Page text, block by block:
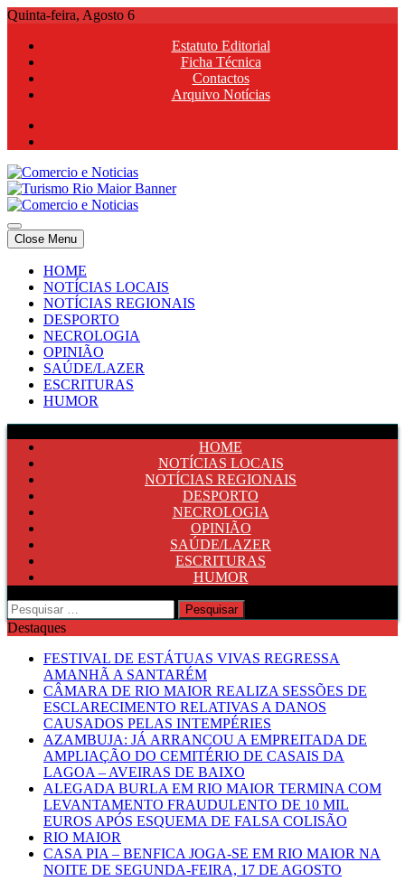
Skip
content
Quinta-feira, Agosto 6
Estatuto Editorial
Ficha Técnica
Contactos
Arquivo Notícias
Comercio e Noticias
Notícias e Publicidade Online
Comercio e Noticias
Notícias e Publicidade Online
Close Menu
HOME
NOTÍCIAS LOCAIS
NOTÍCIAS REGIONAIS
DESPORTO
NECROLOGIA
OPINIÃO
SAÚDE/LAZER
ESCRITURAS
HUMOR
HOME
NOTÍCIAS LOCAIS
NOTÍCIAS REGIONAIS
DESPORTO
NECROLOGIA
OPINIÃO
SAÚDE/LAZER
ESCRITURAS
HUMOR
Pesquisar
por:
Destaques
FESTIVAL DE ESTÁTUAS VIVAS REGRESSA
AMANHÃ A SANTARÉM
CÂMARA DE RIO MAIOR REALIZA SESSÕES DE
ESCLARECIMENTO RELATIVAS A DANOS
CAUSADOS PELAS INTEMPÉRIES
AZAMBUJA: JÁ ARRANCOU A EMPREITADA DE
AMPLIAÇÃO DO CEMITÉRIO DE CASAIS DA
LAGOA – AVEIRAS DE BAIXO
ALEGADA BURLA EM RIO MAIOR TERMINA COM
LEVANTAMENTO FRAUDULENTO DE 10 MIL
EUROS APÓS ESQUEMA DE FALSA COLISÃO
RIO MAIOR
CASA PIA – BENFICA JOGA-SE EM RIO MAIOR NA
NOITE DE SEGUNDA-FEIRA, 17 DE AGOSTO